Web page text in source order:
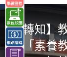
內
容 【轉知】
理「素養